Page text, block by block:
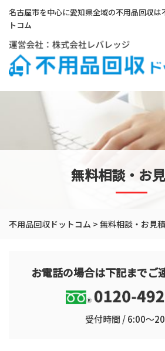
名古屋市を中心に愛知県全域の不用品回収は
トコム
無料相談・お
不用品回収ドットコム > 無料相談・お見
お電話の場合は下記までご
受付時間 / 6:00～